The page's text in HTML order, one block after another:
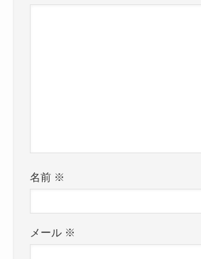
名前 ※
メール ※